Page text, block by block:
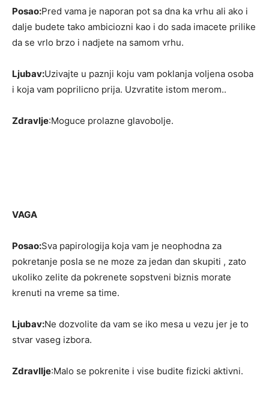
Posao:Pred vama je naporan pot sa dna ka vrhu ali ako i
dalje budete tako ambiciozni kao i do sada imacete prilike
da se vrlo brzo i nadjete na samom vrhu.
Ljubav:Uzivajte u paznji koju vam poklanja voljena osoba
i koja vam poprilicno prija. Uzvratite istom merom..
Zdravlje:Moguce prolazne glavobolje.
VAGA
Posao:Sva papirologija koja vam je neophodna za
pokretanje posla se ne moze za jedan dan skupiti , zato
ukoliko zelite da pokrenete sopstveni biznis morate
krenuti na vreme sa time.
Ljubav:Ne dozvolite da vam se iko mesa u vezu jer je to
stvar vaseg izbora.
Zdravllje:Malo se pokrenite i vise budite fizicki aktivni.